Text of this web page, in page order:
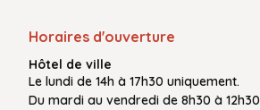
Horaires d'ouverture
Hôtel de ville
Le lundi de 14h à 17h30 uniquement.
Du mardi au vendredi de 8h30 à 12h30